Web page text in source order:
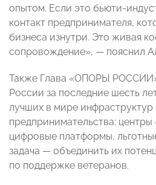
опытом. Если это бьюти-
контакт предпринимателя,
бизнеса изнутри. Это живая
сопровождение», — пояснил
Также Глава «ОПОРЫ
России за последние шесть
лучших в мире
предпринимательства:
цифровые платформы,
задача — объединить их
по поддержке ветеранов.